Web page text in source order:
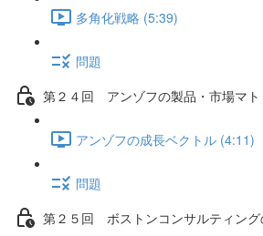
多角化戦略 (5:39)
問題
第２４回 アンゾフの製品・市場マ
アンゾフの成長ベクトル (4:11)
問題
第２５回 ボストンコンサルティング